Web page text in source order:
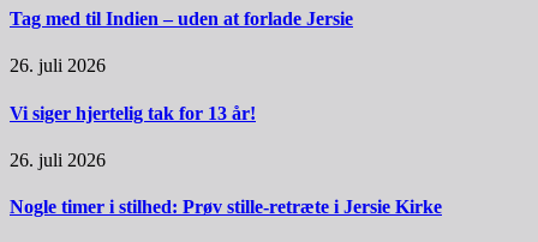
Tag med til Indien – uden at forlade Jersie
26. juli 2026
Vi siger hjertelig tak for 13 år!
26. juli 2026
Nogle timer i stilhed: Prøv stille-retræte i Jersie Kirke